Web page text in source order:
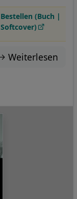
Bestellen (Buch |
Softcover)
Weiterlesen